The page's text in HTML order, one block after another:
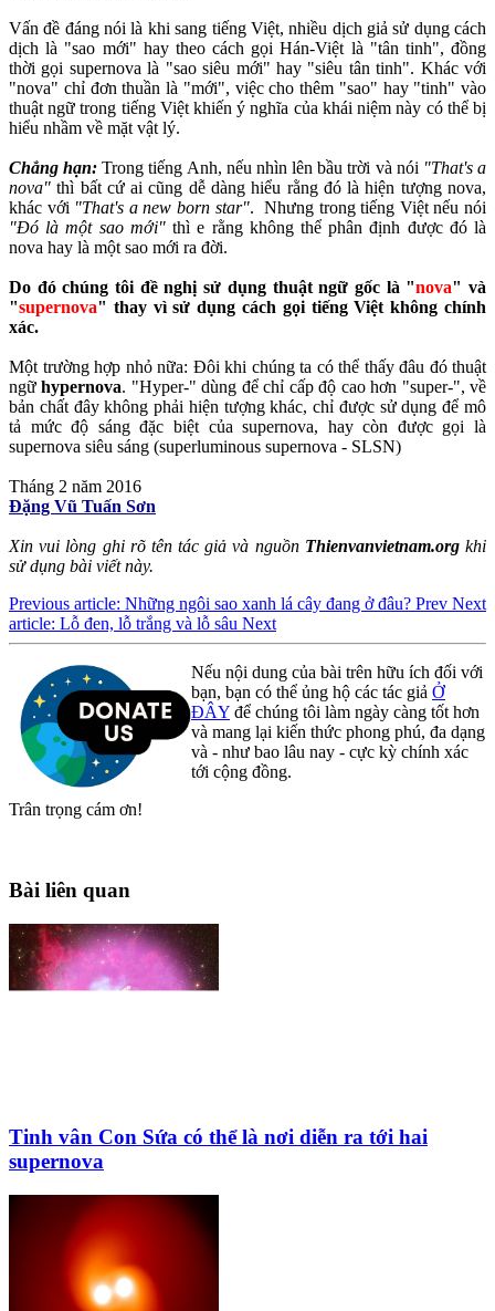
Vấn đề đáng nói là khi sang tiếng Việt, nhiều dịch giả sử dụng cách
dịch là "sao mới" hay theo cách gọi Hán-Việt là "tân tinh", đồng
thời gọi supernova là "sao siêu mới" hay "siêu tân tinh". Khác với
"nova" chỉ đơn thuần là "mới", việc cho thêm "sao" hay "tinh" vào
thuật ngữ trong tiếng Việt khiến ý nghĩa của khái niệm này có thể bị
hiểu nhầm về mặt vật lý.
Chẳng hạn: Trong tiếng Anh, nếu nhìn lên bầu trời và nói "That's a
nova" thì bất cứ ai cũng dễ dàng hiểu rằng đó là hiện tượng nova,
khác với "That's a new born star". Nhưng trong tiếng Việt nếu nói
"Đó là một sao mới"thì e rằng không thể phân định được đó là
nova hay là một sao mới ra đời.
Do đó chúng tôi đề nghị sử dụng thuật ngữ gốc là "nova" và
"supernova" thay vì sử dụng cách gọi tiếng Việt không chính
xác.
Một trường hợp nhỏ nữa: Đôi khi chúng ta có thể thấy đâu đó thuật
ngữhypernova. "Hyper-" dùng để chỉ cấp độ cao hơn "super-", về
bản chất đây không phải hiện tượng khác, chỉ được sử dụng để mô
tả mức độ sáng đặc biệt của supernova, hay còn được gọi là
supernova siêu sáng (superluminous supernova - SLSN)
Tháng 2 năm 2016
Đặng Vũ Tuấn Sơn
Xin vui lòng ghi rõ tên tác giả và nguồn Thienvanvietnam.orgkhi
sử dụng bài viết này.
Previous article: Những ngôi sao xanh lá cây đang ở đâu? Prev Next
article: Lỗ đen, lỗ trắng và lỗ sâu Next
Nếu nội dung của bài trên hữu ích đối với
bạn, bạn có thể ủng hộ các tác giả Ở
ĐÂY để chúng tôi làm ngày càng tốt hơn
và mang lại kiến thức phong phú, đa dạng
và - như bao lâu nay - cực kỳ chính xác
tới cộng đồng.
Trân trọng cám ơn!
Bài liên quan
Tinh vân Con Sứa có thể là nơi diễn ra tới hai
supernova